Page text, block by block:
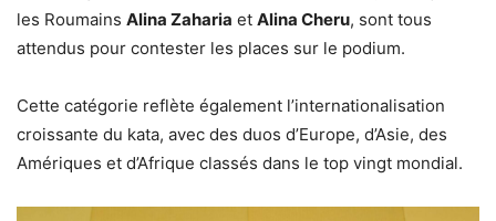
les Roumains Alina Zaharia et Alina Cheru, sont tous
attendus pour contester les places sur le podium.
Cette catégorie reflète également l’internationalisation
croissante du kata, avec des duos d’Europe, d’Asie, des
Amériques et d’Afrique classés dans le top vingt mondial.